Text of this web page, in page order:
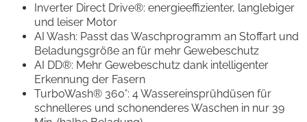
Inverter Direct Drive®: energieeffizienter, langlebiger
und leiser Motor
AI Wash: Passt das Waschprogramm an Stoffart und
Beladungsgröße an für mehr Gewebeschutz
AI DD®: Mehr Gewebeschutz dank intelligenter
Erkennung der Fasern
TurboWash® 360°: 4 Wassereinsprühdüsen für
schnelleres und schonenderes Waschen in nur 39